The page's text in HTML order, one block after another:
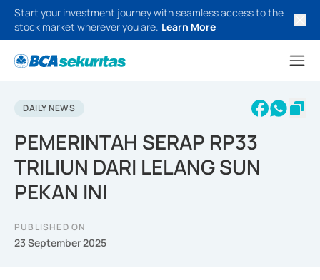
Start your investment journey with seamless access to the
stock market wherever you are. Learn More
DAILY NEWS
PEMERINTAH SERAP RP33
TRILIUN DARI LELANG SUN
PEKAN INI
PUBLISHED ON
23 September 2025